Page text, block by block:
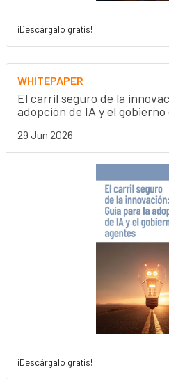
¡Descárgalo gratis!
WHITEPAPER
El carril seguro de la
adopción de IA y el
29 Jun 2026
¡Descárgalo gratis!